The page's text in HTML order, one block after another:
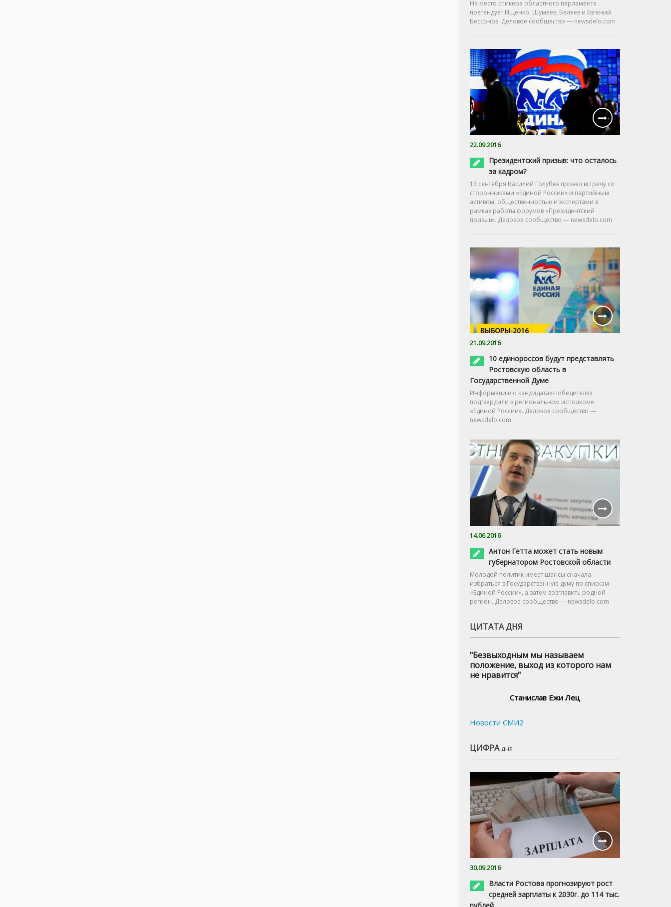
На место спикера областного парламента
претендует Ищенко, Шумеев, Беляев и Евгений
Бессонов. Деловое сообщество — newsdelo.com
22.09.2016
Президентский призыв: что осталось
за кадром?
13 сентября Василий Голубев провел встречу со
сторонниками «Единой России» и партийным
активом, общественностью и экспертами в
рамках работы форумов «Президентский
призыв». Деловое сообщество — newsdelo.com
21.09.2016
10 единороссов будут представлять
Ростовскую область в
Государственной Думе
Информацию о кандидатах-победителях
подтвердили в региональном исполкоме
«Единой России». Деловое сообщество —
newsdelo.com
14.06.2016
Антон Гетта может стать новым
губернатором Ростовской области
Молодой политик имеет шансы сначала
избраться в Государственную думу по спискам
«Единой России», а затем возглавить родной
регион. Деловое сообщество — newsdelo.com
ЦИТАТА ДНЯ
"Безвыходным мы называем
положение, выход из которого нам
не нравится"
Станислав Ежи Лец
Новости СМИ2
ЦИФРА дня
30.09.2016
Власти Ростова прогнозируют рост
средней зарплаты к 2030г. до 114 тыс.